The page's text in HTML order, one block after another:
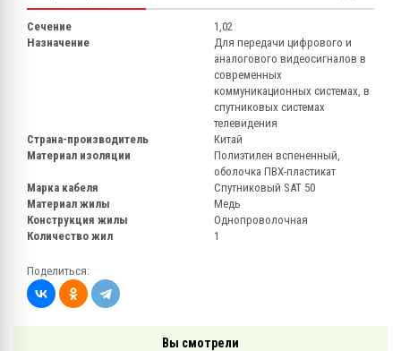
Сечение
1,02
Назначение
Для передачи цифрового и
аналогового видеосигналов в
современных
коммуникационных системах, в
спутниковых системах
телевидения
Страна-производитель
Китай
Материал изоляции
Полиэтилен вспененный,
оболочка ПВХ-пластикат
Марка кабеля
Спутниковый SAT 50
Материал жилы
Медь
Конструкция жилы
Однопроволочная
Количество жил
1
Поделиться:
Вы смотрели